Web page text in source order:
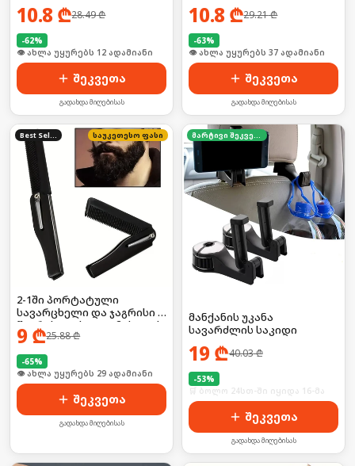
10.8 ₾28.49₾
-62%
🛒 ბოლო 24სთ-ში იყიდა 20-მა
შეკვეთა
გადახდა მიღებისას
10.8 ₾29.21₾
-63%
🛒 ბოლო 24სთ-ში იყიდა 9-მა
შეკვეთა
გადახდა მიღებისას
საუკეთესო ფასი
2-1ში პორტატული
სავარცხელი და ჯაგრისი ,
წვერისთვის და თმისთვის
9 ₾25.88₾
-65%
🛒 ბოლო 24სთ-ში იყიდა 38-მა
შეკვეთა
გადახდა მიღებისას
მანქანის უკანა
სავარძლის საკიდი
19 ₾40.03₾
-53%
🛒 ბოლო 24სთ-ში იყიდა 16-მა
შეკვეთა
გადახდა მიღებისას